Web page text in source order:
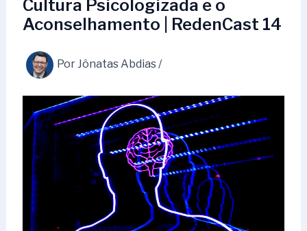
Cultura Psicologizada e o
Aconselhamento | RedenCast 14
PorJônatas Abdias/